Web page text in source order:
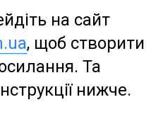
на сайт
, щоб створити
Та
нижче.